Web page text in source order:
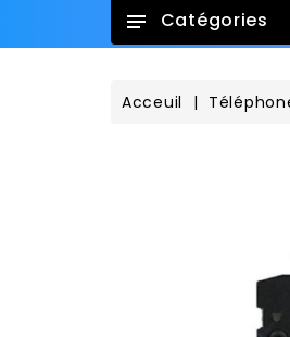
Catégories
Acceuil